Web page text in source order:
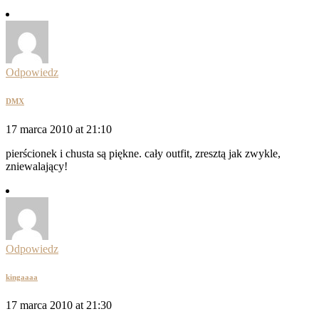
Odpowiedz
DMX
17 marca 2010 at 21:10
pierścionek i chusta są piękne. cały outfit, zresztą jak zwykle,
zniewalający!
Odpowiedz
kingaaaa
17 marca 2010 at 21:30